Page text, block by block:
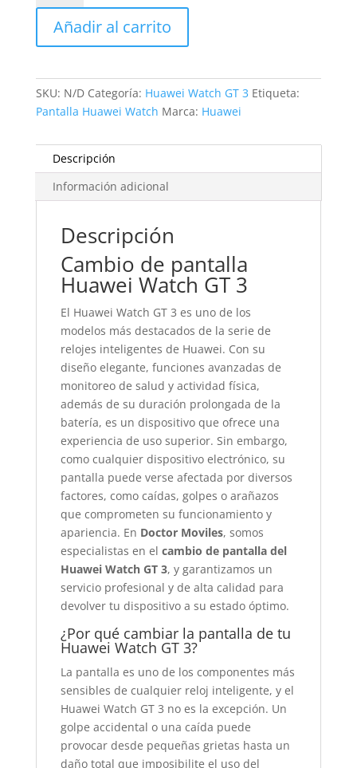
Huawei
Watch
GT
cantidad
Añadir al carrito
SKU: N/D Categoría: Huawei Watch GT 3 Etiqueta:
Pantalla Huawei Watch Marca: Huawei
Descripción
Información adicional
Descripción
Cambio de pantalla
Huawei Watch GT 3
El Huawei Watch GT 3 es uno de los
modelos más destacados de la serie de
relojes inteligentes de Huawei. Con su
diseño elegante, funciones avanzadas de
monitoreo de salud y actividad física,
además de su duración prolongada de la
batería, es un dispositivo que ofrece una
experiencia de uso superior. Sin embargo,
como cualquier dispositivo electrónico, su
pantalla puede verse afectada por diversos
factores, como caídas, golpes o arañazos
que comprometen su funcionamiento y
apariencia. En Doctor Moviles, somos
especialistas en el cambio de pantalla del
Huawei Watch GT 3, y garantizamos un
servicio profesional y de alta calidad para
devolver tu dispositivo a su estado óptimo.
¿Por qué cambiar la pantalla de tu
Huawei Watch GT 3?
La pantalla es uno de los componentes más
sensibles de cualquier reloj inteligente, y el
Huawei Watch GT 3 no es la excepción. Un
golpe accidental o una caída puede
provocar desde pequeñas grietas hasta un
daño total que imposibilite el uso del